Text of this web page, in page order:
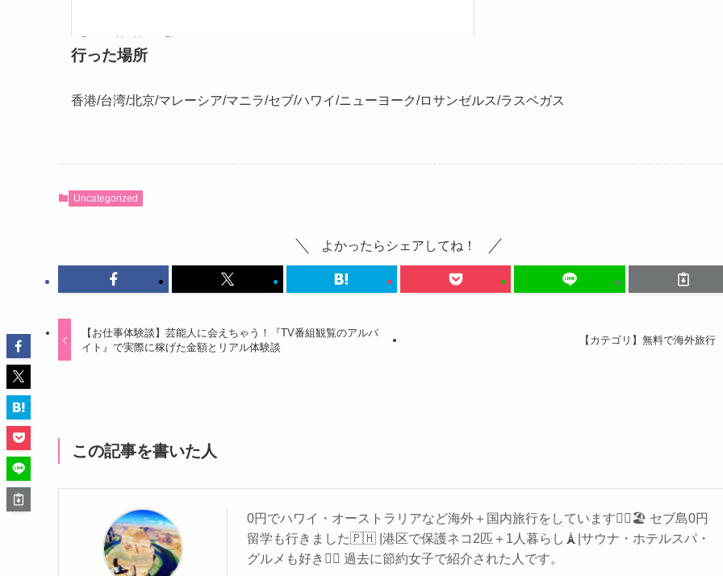
行った場所
香港/台湾/北京/マレーシア/マニラ/セブ/ハワイ/ニューヨーク/ロサンゼルス/ラスベガス
Uncategorized
よかったらシェアしてね！
【お仕事体験談】芸能人に会えちゃう！『TV番組観覧のアルバ
イト』で実際に稼げた金額とリアル体験談
【カテゴリ】無料で海外旅行
この記事を書いた人
0円でハワイ・オーストラリアなど海外＋国内旅行をしています🏄‍♀️🏖 セブ島0円
留学も行きました🇵🇭 |港区で保護ネコ2匹＋1人暮らし🗼|サウナ・ホテルスパ・
グルメも好き🧖‍♀️ 過去に節約女子で紹介された人です。